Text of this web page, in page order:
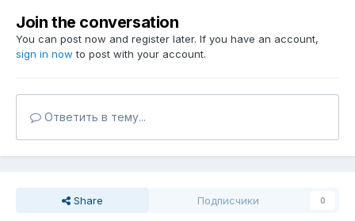
Join the conversation
You can post now and register later. If you have an account,
sign in now to post with your account.
Ответить в тему...
Share Подписчики 0